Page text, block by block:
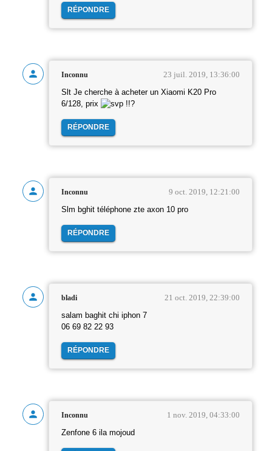
RÉPONDRE
Inconnu 23 juil. 2019, 13:36:00
Slt Je cherche à acheter un Xiaomi K20 Pro
6/128, prix
!!?
RÉPONDRE
Inconnu 9 oct. 2019, 12:21:00
Slm bghit téléphone zte axon 10 pro
RÉPONDRE
bladi 21 oct. 2019, 22:39:00
salam baghit chi iphon 7
06 69 82 22 93
RÉPONDRE
Inconnu 1 nov. 2019, 04:33:00
Zenfone 6 ila mojoud